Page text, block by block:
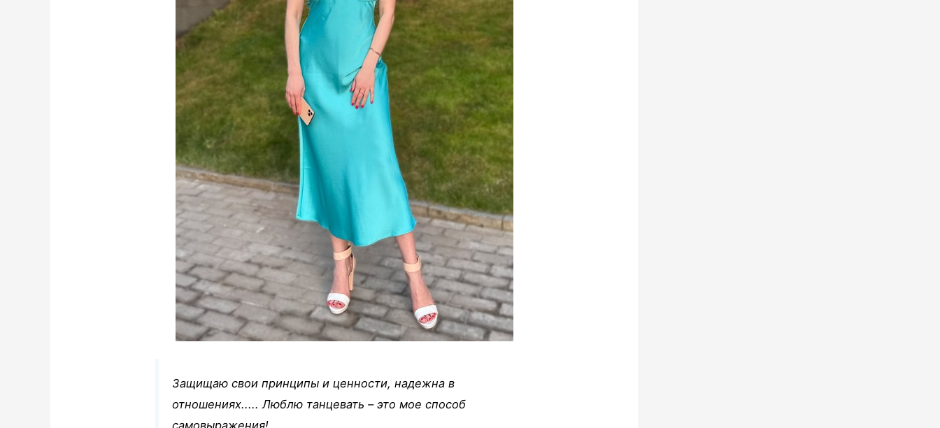
Защищаю свои принципы и ценности, надежна в
отношениях..... Люблю танцевать – это мое способ
самовыражения!